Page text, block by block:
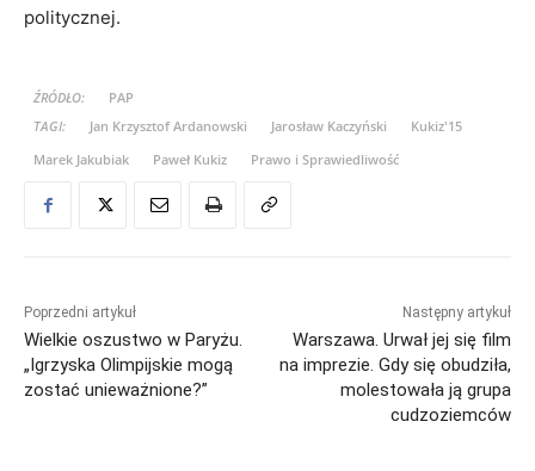
politycznej.
ŹRÓDŁO:
PAP
TAGI:
Jan Krzysztof Ardanowski Jarosław Kaczyński
Kukiz'15
Marek Jakubiak
Paweł Kukiz Prawo i Sprawiedliwość
Poprzedni artykuł
Wielkie oszustwo w Paryżu.
„Igrzyska Olimpijskie mogą
zostać unieważnione?”
Następny artykuł
Warszawa. Urwał jej się film
na imprezie. Gdy się obudziła,
molestowała ją grupa
cudzoziemców